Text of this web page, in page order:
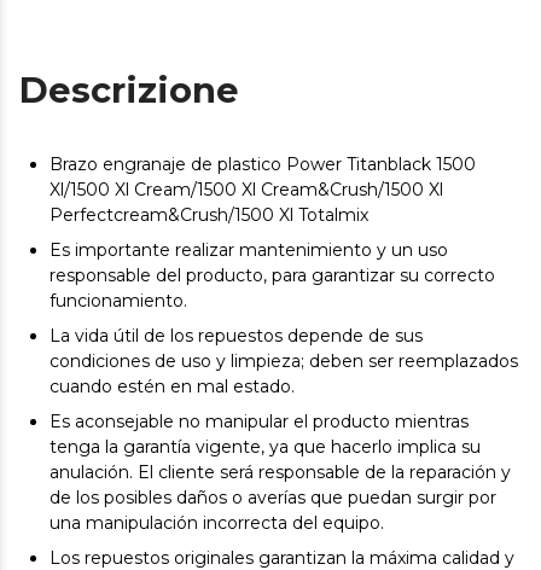
Descrizione
Brazo engranaje de plastico Power Titanblack 1500
Xl/1500 Xl Cream/1500 Xl Cream&Crush/1500 Xl
Perfectcream&Crush/1500 Xl Totalmix
Es importante realizar mantenimiento y un uso
responsable del producto, para garantizar su correcto
funcionamiento.
La vida útil de los repuestos depende de sus
condiciones de uso y limpieza; deben ser reemplazados
cuando estén en mal estado.
Es aconsejable no manipular el producto mientras
tenga la garantía vigente, ya que hacerlo implica su
anulación. El cliente será responsable de la reparación y
de los posibles daños o averías que puedan surgir por
una manipulación incorrecta del equipo.
Los repuestos originales garantizan la máxima calidad y